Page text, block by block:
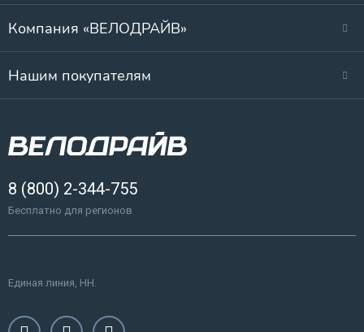
Компания «ВЕЛОДРАЙВ»
Нашим покупателям
8 (800) 2-344-755
Бесплатно для регионов
Единая линия, НН.